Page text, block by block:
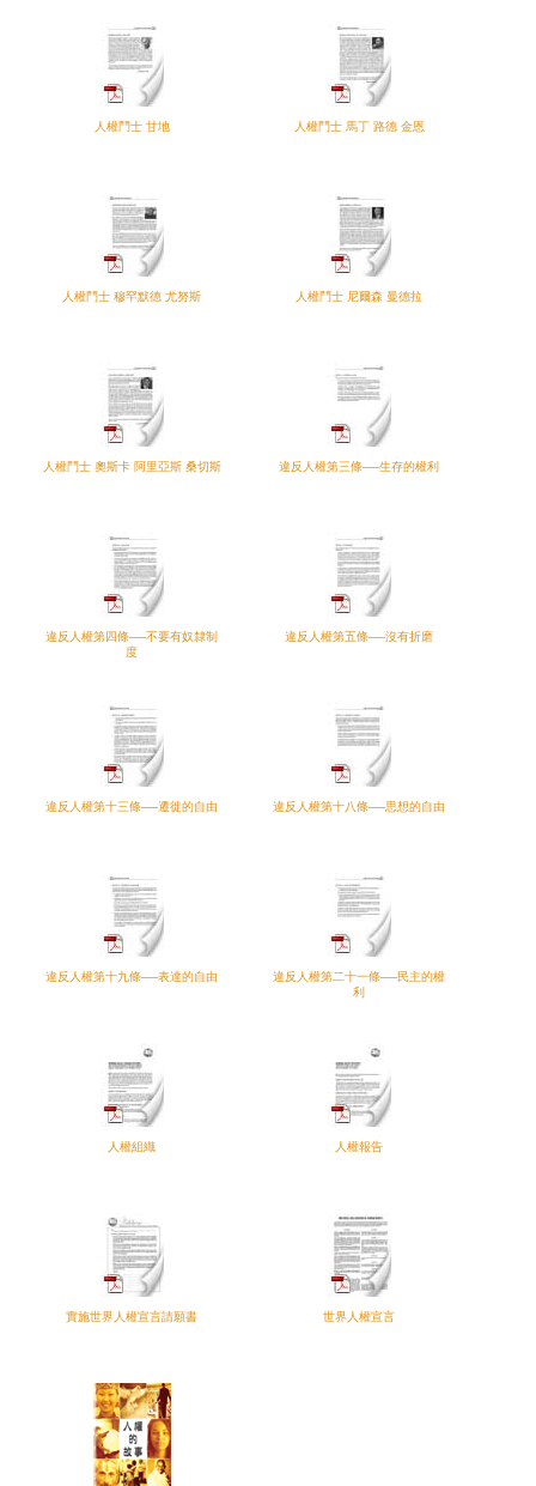
人權鬥士 甘地 人權鬥士 馬丁 路德 金恩
人權鬥士 穆罕默德 尤努斯 人權鬥士 尼爾森 曼德拉
人權鬥士 奧斯卡 阿里亞斯 桑切斯 違反人權第三條──生存的權利
違反人權第四條──不要有奴隸制
度
違反人權第五條──沒有折磨
違反人權第十三條──遷徙的自由 違反人權第十八條──思想的自由
違反人權第十九條──表達的自由
違反人權第二十一條──民主的權
利
人權組織 人權報告
實施世界人權宣言請願書 世界人權宣言